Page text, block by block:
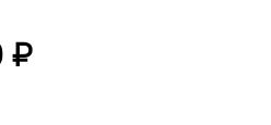
₽